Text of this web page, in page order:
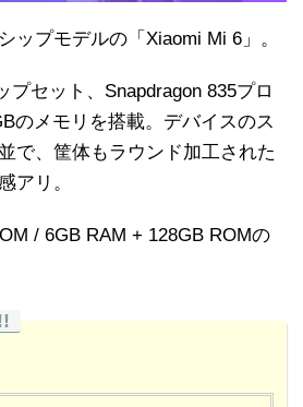
ップモデルの「Xiaomi Mi 6」。
プセット、Snapdragon 835プロ
のメモリを搭載。デバイスのス
で、筐体もラウンド加工された
アリ。
/ 6GB RAM + 128GB ROMの